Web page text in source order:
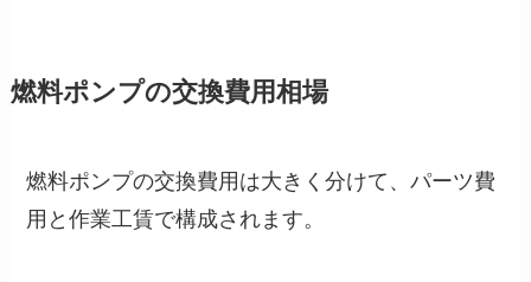
燃料ポンプの交換費用相場
燃料ポンプの交換費用は大きく分けて、パーツ費
用と作業工賃で構成されます。